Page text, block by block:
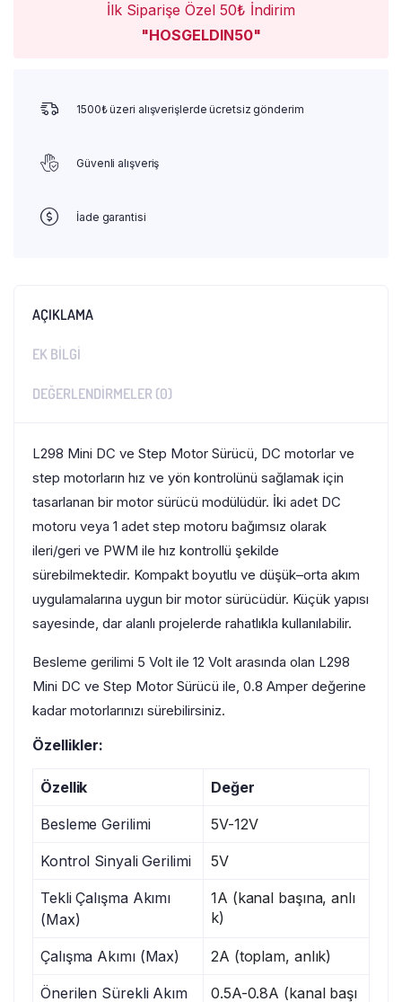
İlk Siparişe Özel 50₺ İndirim
"HOSGELDIN50"
1500₺ üzeri alışverişlerde ücretsiz gönderim
Güvenli alışveriş
İade garantisi
AÇIKLAMA
EK BILGI
DEĞERLENDIRMELER (0)
L298 Mini DC ve Step Motor Sürücü, DC motorlar ve
step motorların hız ve yön kontrolünü sağlamak için
tasarlanan bir motor sürücü modülüdür. İki adet DC
motoru veya 1 adet step motoru bağımsız olarak
ileri/geri ve PWM ile hız kontrollü şekilde
sürebilmektedir. Kompakt boyutlu ve düşük–orta akım
uygulamalarına uygun bir motor sürücüdür. Küçük yapısı
sayesinde, dar alanlı projelerde rahatlıkla kullanılabilir.
Besleme gerilimi 5 Volt ile 12 Volt arasında olan L298
Mini DC ve Step Motor Sürücü ile, 0.8 Amper değerine
kadar motorlarınızı sürebilirsiniz.
Özellikler:
Özellik Değer
Besleme Gerilimi 5V-12V
Kontrol Sinyali Gerilimi 5V
Tekli Çalışma Akımı
(Max)
1A (kanal başına, anlı
k)
Çalışma Akımı (Max) 2A (toplam, anlık)
Önerilen Sürekli Akım 0.5A-0.8A (kanal başı